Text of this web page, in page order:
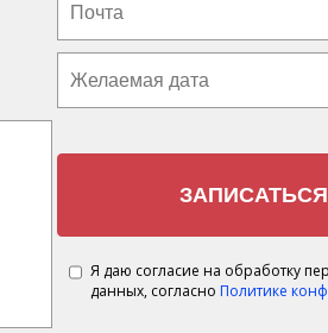
Я даю согласие на обработку
данных, согласно Политике